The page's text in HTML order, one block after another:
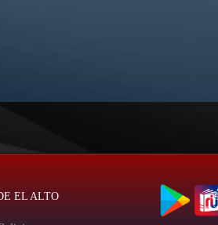
EL ALTO